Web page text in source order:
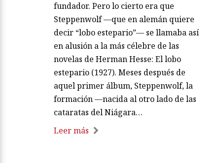
fundador. Pero lo cierto era que
Steppenwolf —que en alemán quiere
decir “lobo estepario”— se llamaba así
en alusión a la más célebre de las
novelas de Herman Hesse: El lobo
estepario (1927). Meses después de
aquel primer álbum, Steppenwolf, la
formación —nacida al otro lado de las
cataratas del Niágara…
Leer más